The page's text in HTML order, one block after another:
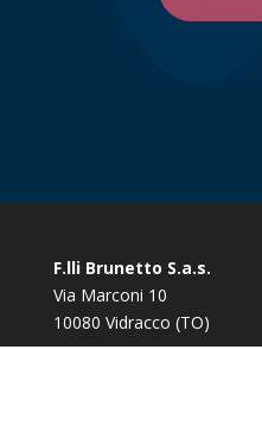
F.lli Brunetto S.a.s.
Via Marconi 10
10080 Vidracco (TO)